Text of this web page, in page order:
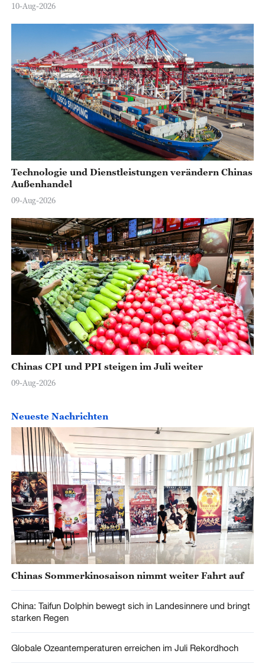
10-Aug-2026
Technologie und Dienstleistungen verändern Chinas
Außenhandel
09-Aug-2026
Chinas CPI und PPI steigen im Juli weiter
09-Aug-2026
Neueste Nachrichten
Chinas Sommerkinosaison nimmt weiter Fahrt auf
China: Taifun Dolphin bewegt sich in Landesinnere und bringt
starken Regen
Globale Ozeantemperaturen erreichen im Juli Rekordhoch